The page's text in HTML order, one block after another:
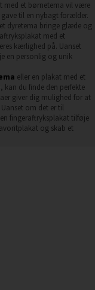
med et børnetema vil være
til en nybagt forælder.
dyretema bringe glæde og
med et
kærlighed på. Uanset
en personlig og unik
eller en plakat med et
, kan du finde den perfekte
giver dig mulighed for at
om det er til
fingeraftryksplakat tilføje
og skab et